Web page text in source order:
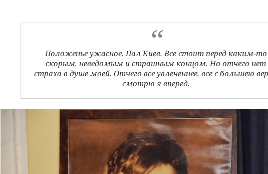
Положенье ужасное. Пал Киев. Все стоит перед каким-то
скорым, неведомым и страшным концом. Но отчего нет
страха в душе моей. Отчего все увлеченнее, все с большею
смотрю я вперед.